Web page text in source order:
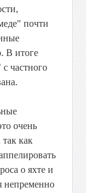
почти
В итоге
частного
очень
как
о яхте и
непременно